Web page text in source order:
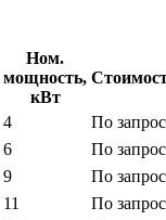
Ном.
мощность,
кВт
4
По
6
По
9
По
11
По